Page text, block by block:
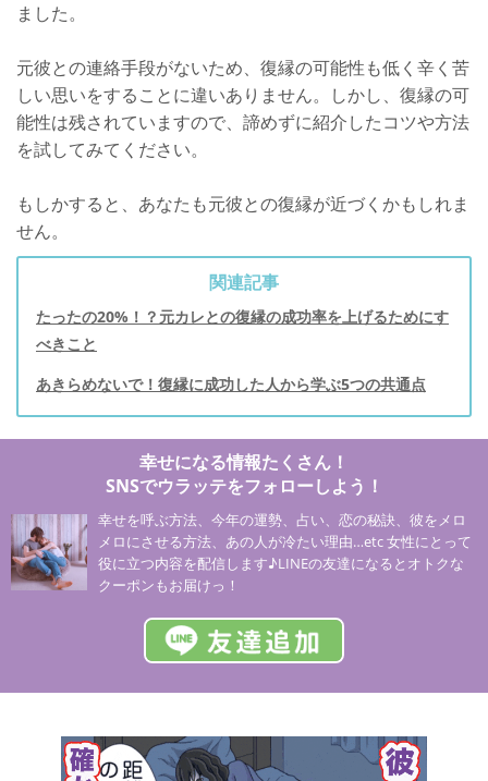
ました。
元彼との連絡手段がないため、復縁の可能性も低く辛く苦
しい思いをすることに違いありません。しかし、復縁の可
能性は残されていますので、諦めずに紹介したコツや方法
を試してみてください。
もしかすると、あなたも元彼との復縁が近づくかもしれま
せん。
関連記事
たったの20%！？元カレとの復縁の成功率を上げるためにす
べきこと
あきらめないで！復縁に成功した人から学ぶ5つの共通点
幸せになる情報たくさん！
SNSでウラッテをフォローしよう！
幸せを呼ぶ方法、今年の運勢、占い、恋の秘訣、彼をメロ
メロにさせる方法、あの人が冷たい理由…etc 女性にとって
役に立つ内容を配信します♪LINEの友達になるとオトクな
クーポンもお届けっ！